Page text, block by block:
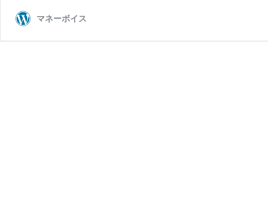
マネーボイス